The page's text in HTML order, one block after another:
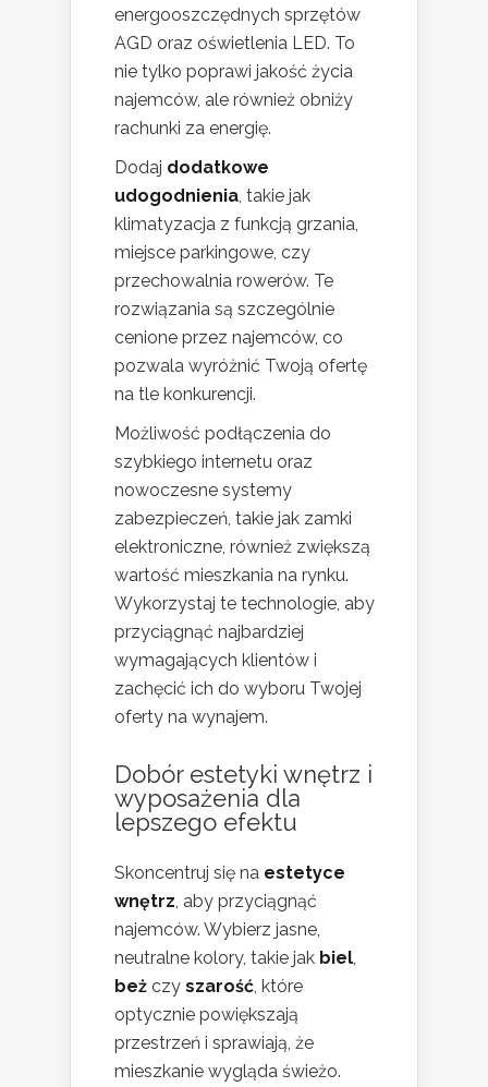
energooszczędnych sprzętów
AGD oraz oświetlenia LED. To
nie tylko poprawi jakość życia
najemców, ale również obniży
rachunki za energię.
Dodaj dodatkowe
udogodnienia, takie jak
klimatyzacja z funkcją grzania,
miejsce parkingowe, czy
przechowalnia rowerów. Te
rozwiązania są szczególnie
cenione przez najemców, co
pozwala wyróżnić Twoją ofertę
na tle konkurencji.
Możliwość podłączenia do
szybkiego internetu oraz
nowoczesne systemy
zabezpieczeń, takie jak zamki
elektroniczne, również zwiększą
wartość mieszkania na rynku.
Wykorzystaj te technologie, aby
przyciągnąć najbardziej
wymagających klientów i
zachęcić ich do wyboru Twojej
oferty na wynajem.
Dobór estetyki wnętrz i
wyposażenia dla
lepszego efektu
Skoncentruj się na estetyce
wnętrz, aby przyciągnąć
najemców. Wybierz jasne,
neutralne kolory, takie jak biel,
beż czy szarość, które
optycznie powiększają
przestrzeń i sprawiają, że
mieszkanie wygląda świeżo.